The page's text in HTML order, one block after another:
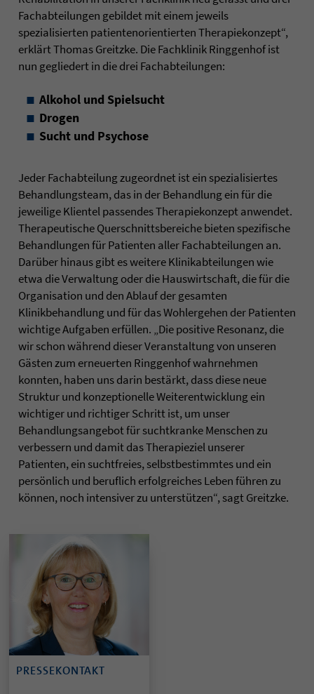
Fachabteilungen gebildet mit einem jeweils
spezialisierten patientenorientierten Therapiekonzept“,
erklärt Thomas Greitzke. Die Fachklinik Ringgenhof ist
nun gegliedert in die drei Fachabteilungen:
Alkohol und Spielsucht
Drogen
Sucht und Psychose
Jeder Fachabteilung zugeordnet ist ein spezialisiertes
Behandlungsteam, das in der Behandlung ein für die
jeweilige Klientel passendes Therapiekonzept anwendet.
Therapeutische Querschnittsbereiche bieten spezifische
Behandlungen für Patienten aller Fachabteilungen an.
Darüber hinaus gibt es weitere Klinikabteilungen wie
etwa die Verwaltung oder die Hauswirtschaft, die für die
Organisation und den Ablauf der gesamten
Klinikbehandlung und für das Wohlergehen der Patienten
wichtige Aufgaben erfüllen. „Die positive Resonanz, die
wir schon während dieser Veranstaltung von unseren
Gästen zum erneuerten Ringgenhof wahrnehmen
konnten, haben uns darin bestärkt, dass diese neue
Struktur und konzeptionelle Weiterentwicklung ein
wichtiger und richtiger Schritt ist, um unser
Behandlungsangebot für suchtkranke Menschen zu
verbessern und damit das Therapieziel unserer
Patienten, ein suchtfreies, selbstbestimmtes und ein
persönlich und beruflich erfolgreiches Leben führen zu
können, noch intensiver zu unterstützen“, sagt Greitzke.
PRESSEKONTAKT